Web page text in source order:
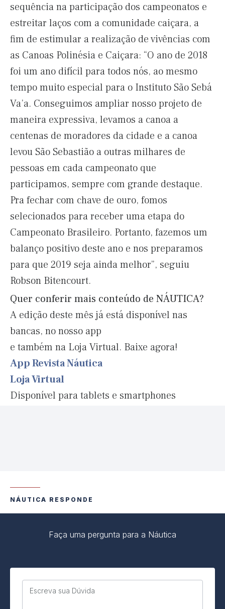
sequência na participação dos campeonatos e
estreitar laços com a comunidade caiçara, a
fim de estimular a realização de vivências com
as Canoas Polinésia e Caiçara: “O ano de 2018
foi um ano difícil para todos nós, ao mesmo
tempo muito especial para o Instituto São Sebá
Va’a. Conseguimos ampliar nosso projeto de
maneira expressiva, levamos a canoa a
centenas de moradores da cidade e a canoa
levou São Sebastião a outras milhares de
pessoas em cada campeonato que
participamos, sempre com grande destaque.
Pra fechar com chave de ouro, fomos
selecionados para receber uma etapa do
Campeonato Brasileiro. Portanto, fazemos um
balanço positivo deste ano e nos preparamos
para que 2019 seja ainda melhor”, seguiu
Robson Bitencourt.
Quer conferir mais conteúdo de NÁUTICA?
A edição deste mês já está disponível nas
bancas, no nosso app
e também na Loja Virtual. Baixe agora!
App Revista Náutica
Loja Virtual
Disponível para tablets e smartphones
NÁUTICA RESPONDE
Faça uma pergunta para a Náutica
Escreva sua Dúvida